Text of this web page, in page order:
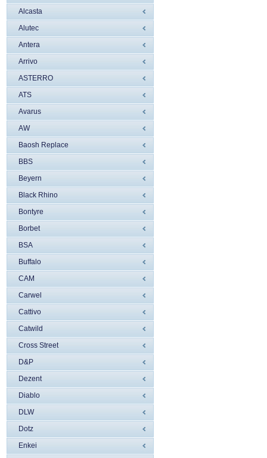
Alcasta
Alutec
Antera
Arrivo
ASTERRO
ATS
Avarus
AW
Baosh Replace
BBS
Beyern
Black Rhino
Bontyre
Borbet
BSA
Buffalo
CAM
Carwel
Cattivo
Catwild
Cross Street
D&P
Dezent
Diablo
DLW
Dotz
Enkei